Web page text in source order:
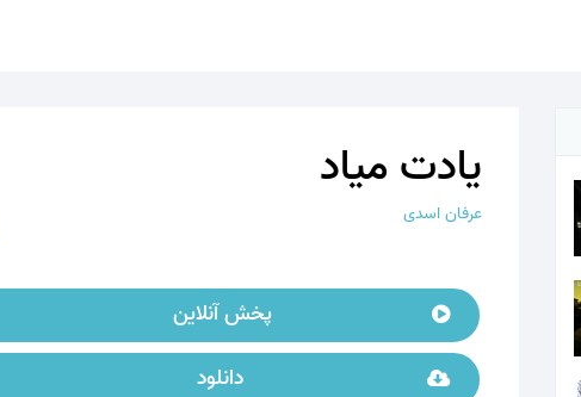
یادت میاد
عرفان اسدی
پخش آنلاین
دانلود